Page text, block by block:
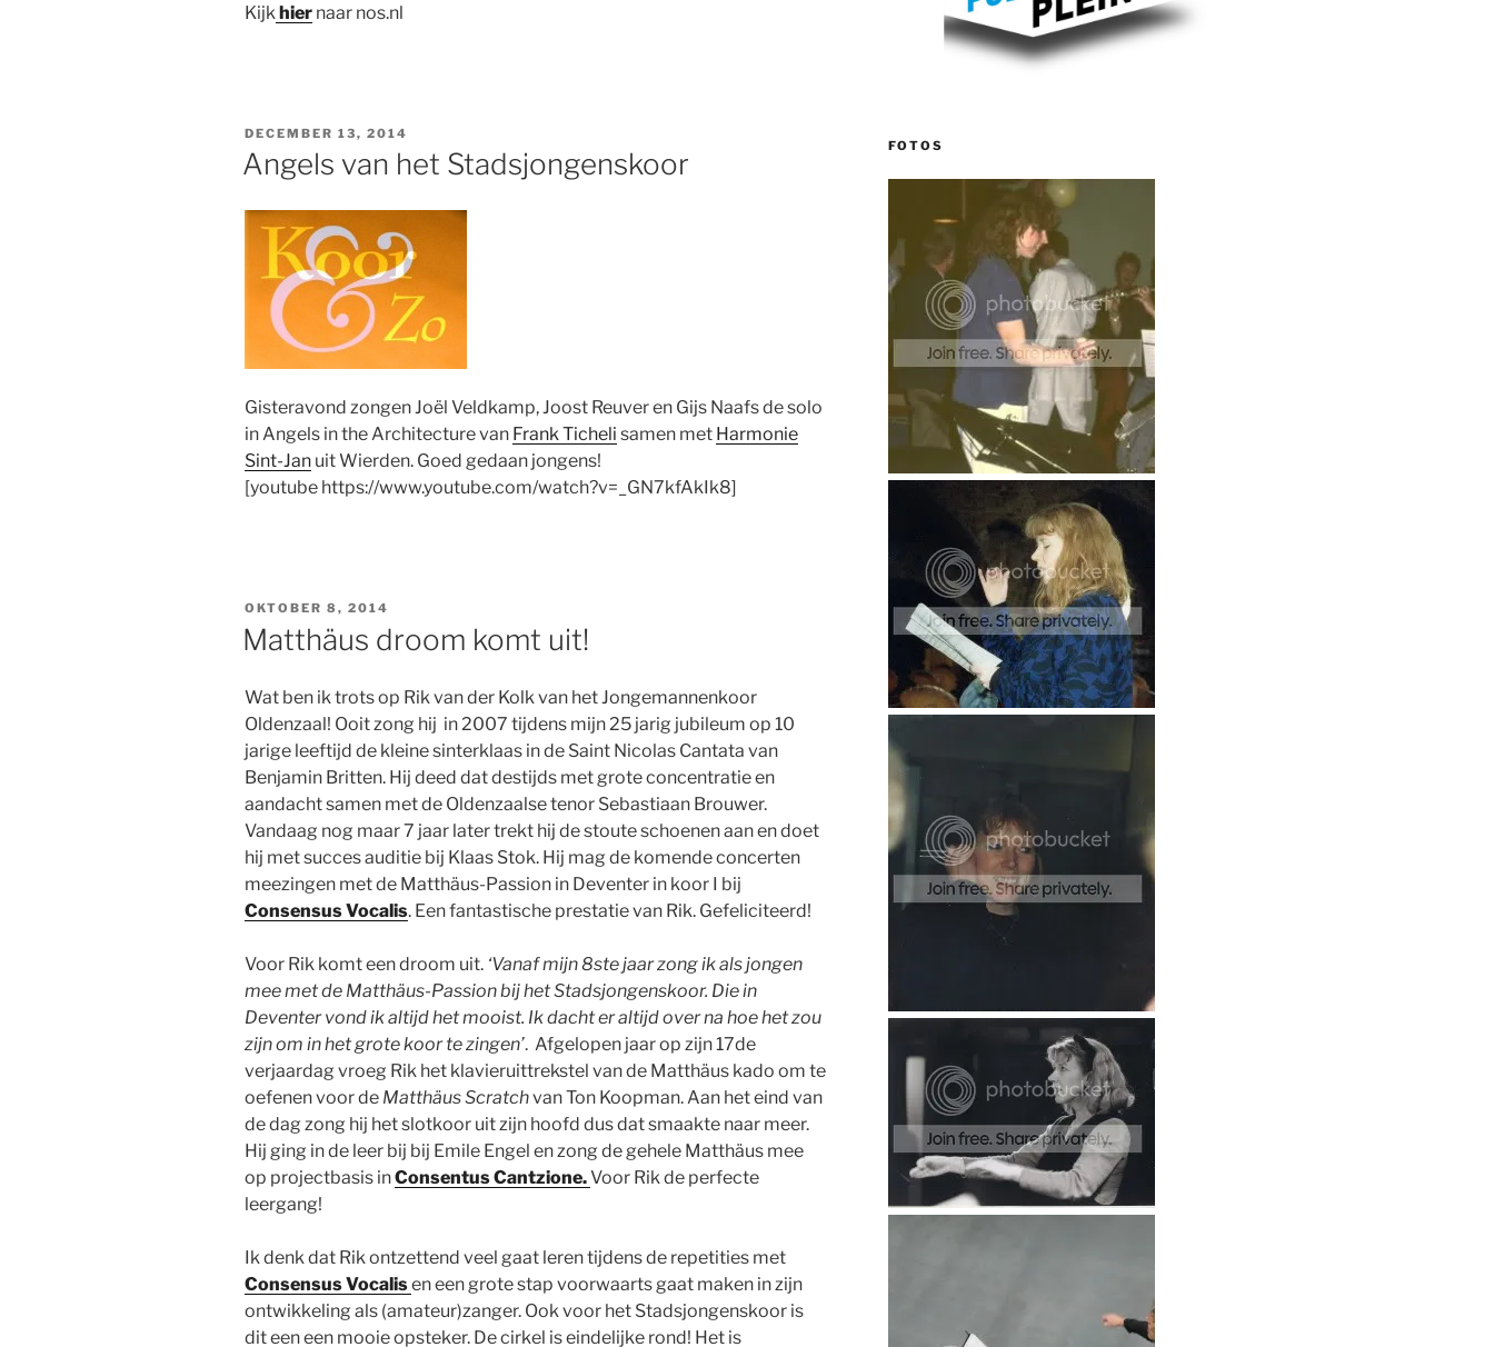
Kijk hier naar nos.nl
GEPLAATST
OP
DECEMBER 13, 2014
Angels van het Stadsjongenskoor
Gisteravond zongen Joël Veldkamp, Joost Reuver en Gijs Naafs de solo
in Angels in the Architecture van Frank Ticheli samen met Harmonie
Sint-Jan uit Wierden. Goed gedaan jongens!
[youtube https://www.youtube.com/watch?v=_GN7kfAkIk8]
GEPLAATST
OP
OKTOBER 8, 2014
Matthäus droom komt uit!
Wat ben ik trots op Rik van der Kolk van het Jongemannenkoor
Oldenzaal! Ooit zong hij in 2007 tijdens mijn 25 jarig jubileum op 10
jarige leeftijd de kleine sinterklaas in de Saint Nicolas Cantata van
Benjamin Britten. Hij deed dat destijds met grote concentratie en
aandacht samen met de Oldenzaalse tenor Sebastiaan Brouwer.
Vandaag nog maar 7 jaar later trekt hij de stoute schoenen aan en doet
hij met succes auditie bij Klaas Stok. Hij mag de komende concerten
meezingen met de Matthäus-Passion in Deventer in koor I bij
Consensus Vocalis. Een fantastische prestatie van Rik. Gefeliciteerd!
Voor Rik komt een droom uit. ‘Vanaf mijn 8ste jaar zong ik als jongen
mee met de Matthäus-Passion bij het Stadsjongenskoor. Die in
Deventer vond ik altijd het mooist. Ik dacht er altijd over na hoe het zou
zijn om in het grote koor te zingen’. Afgelopen jaar op zijn 17de
verjaardag vroeg Rik het klavieruittrekstel van de Matthäus kado om te
oefenen voor de Matthäus Scratchvan Ton Koopman. Aan het eind van
de dag zong hij het slotkoor uit zijn hoofd dus dat smaakte naar meer.
Hij ging in de leer bij bij Emile Engel en zong de gehele Matthäus mee
op projectbasis inConsentus Cantzione.Voor Rik de perfecte
leergang!
Ik denk dat Rik ontzettend veel gaat leren tijdens de repetities met
Consensus Vocalisen een grote stap voorwaarts gaat maken in zijn
ontwikkeling als (amateur)zanger. Ook voor het Stadsjongenskoor is
dit een een mooie opsteker. De cirkel is eindelijke rond! Het is
FOTOS